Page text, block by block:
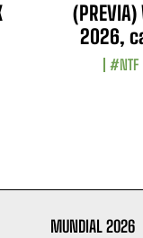
2026,
#NTF
MUNDIAL 2026